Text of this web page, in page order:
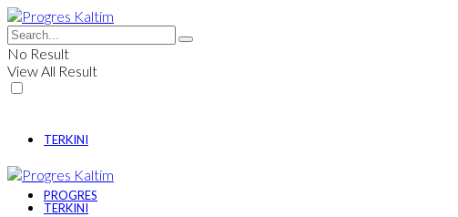
No Result
View All Result
TERKINI
PROGRES
TERKINI